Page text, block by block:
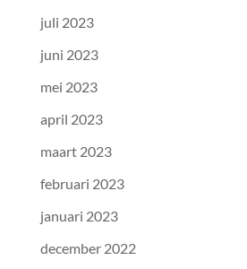
juli 2023
juni 2023
mei 2023
april 2023
maart 2023
februari 2023
januari 2023
december 2022